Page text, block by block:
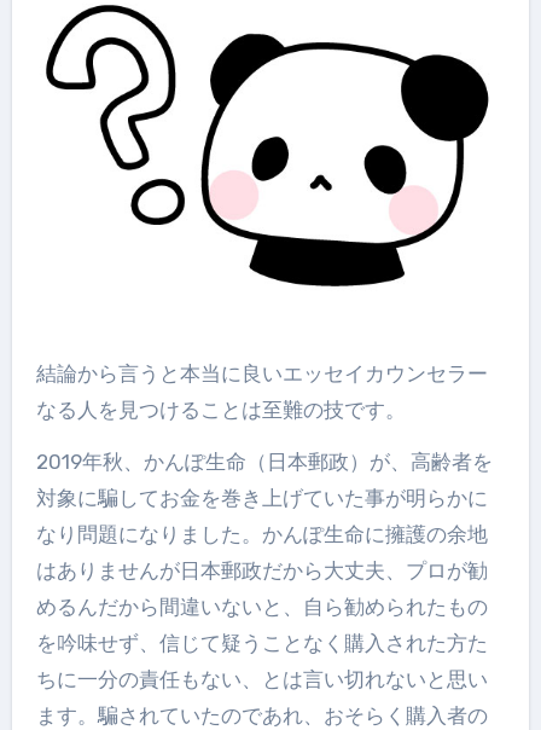
結論から言うと本当に良いエッセイカウンセラー
なる人を見つけることは至難の技です。
2019年秋、かんぽ生命（日本郵政）が、高齢者を
対象に騙してお金を巻き上げていた事が明らかに
なり問題になりました。かんぽ生命に擁護の余地
はありませんが日本郵政だから大丈夫、プロが勧
めるんだから間違いないと、自ら勧められたもの
を吟味せず、信じて疑うことなく購入された方た
ちに一分の責任もない、とは言い切れないと思い
ます。騙されていたのであれ、おそらく購入者の